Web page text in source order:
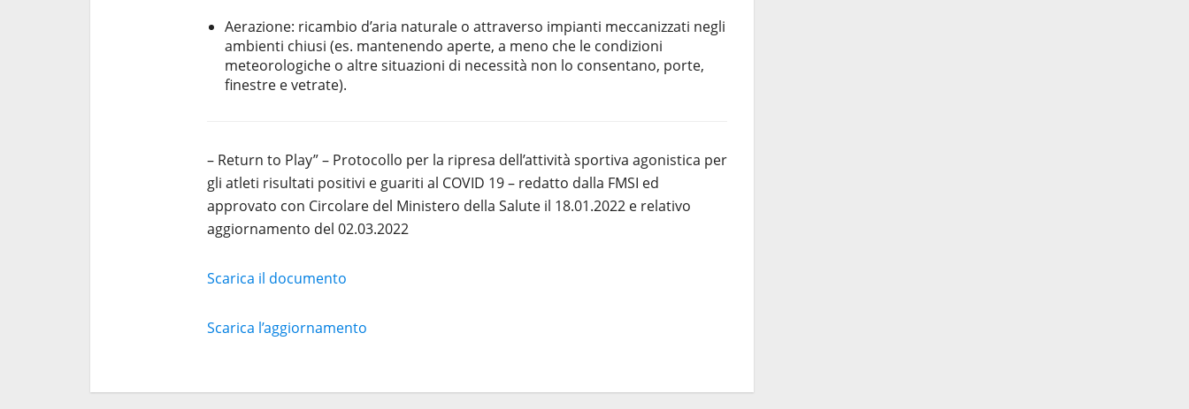
Aerazione: ricambio d’aria naturale o attraverso impianti meccanizzati negli
ambienti chiusi (es. mantenendo aperte, a meno che le condizioni
meteorologiche o altre situazioni di necessità non lo consentano, porte,
finestre e vetrate).
– Return to Play” – Protocollo per la ripresa dell’attività sportiva agonistica per
gli atleti risultati positivi e guariti al COVID 19 – redatto dalla FMSI ed
approvato con Circolare del Ministero della Salute il 18.01.2022 e relativo
aggiornamento del 02.03.2022
Scarica il documento
Scarica l’aggiornamento